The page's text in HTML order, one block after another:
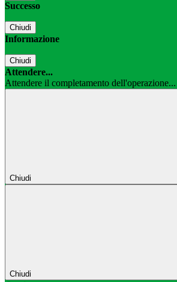
Successo
Chiudi
Informazione
Chiudi
Attendere...
Attendere il completamento dell'operazione...
Chiudi
Chiudi